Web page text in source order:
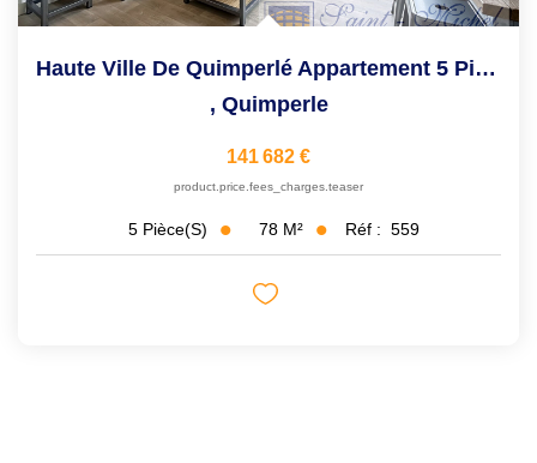
Haute Ville De Quimperlé Appartement 5 Pièces
, Quimperle
141 682 €
product.price.fees_charges.teaser
5 Pièce(s) 78 M² Réf : 559